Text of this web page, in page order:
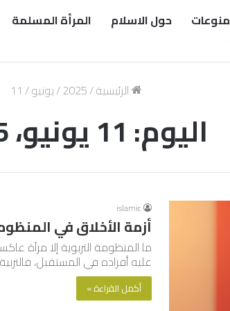
منوعات حول الاسلام المرأة المسلمة
الرئيسية/
2025
/يونيو/
11
اليوم: 11 يونيو، 2025
islamic
أزمة الأخلاق في
ما المنظومة التربوية إلا مرآة
عليه أفراده في المستقبل،
أكمل القراءة »